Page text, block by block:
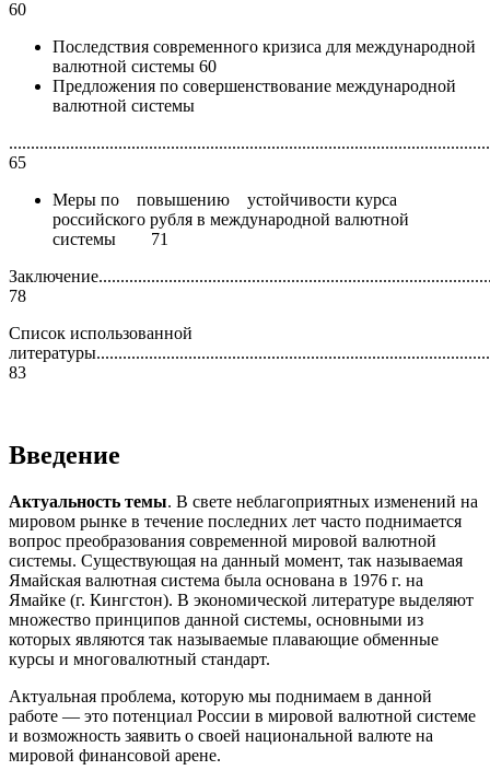
60
Последствия современного кризиса для международной
валютной системы 60
Предложения по совершенствование международной
валютной системы
65
Меры по повышению устойчивости курса
российского рубля в международной валютной
системы 71
78
Список использованной
83
Введение
Актуальность темы. В свете неблагоприятных изменений на
мировом рынке в течение последних лет часто поднимается
вопрос преобразования современной мировой валютной
системы. Существующая на данный момент, так называемая
Ямайская валютная система была основана в 1976 г. на
Ямайке (г. Кингстон). В экономической литературе выделяют
множество принципов данной системы, основными из
которых являются так называемые плавающие обменные
курсы и многовалютный стандарт.
Актуальная проблема, которую мы поднимаем в данной
работе — это потенциал России в мировой валютной системе
и возможность заявить о своей национальной валюте на
мировой финансовой арене.